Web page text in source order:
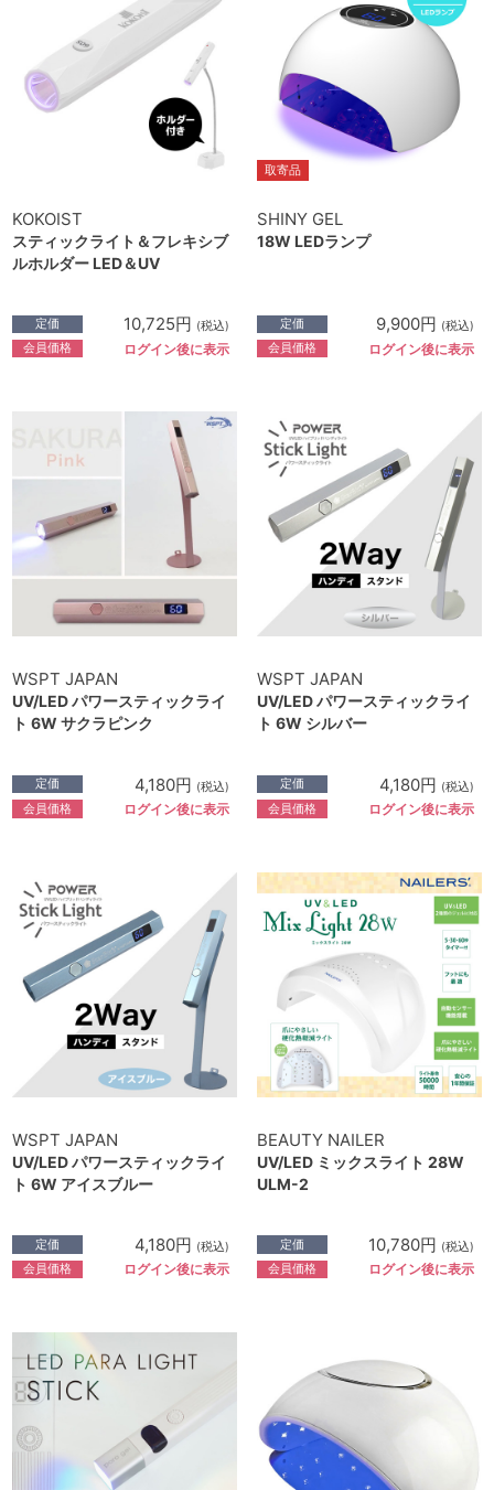
KOKOIST
スティックライト＆フレキシブ
ルホルダー LED＆UV
定価 10,725円 (税込)
会員価格 ログイン後に表示
取寄品
SHINY GEL
18W LEDランプ
定価 9,900円 (税込)
会員価格 ログイン後に表示
WSPT JAPAN
UV/LED パワースティックライ
ト 6W サクラピンク
定価 4,180円 (税込)
会員価格 ログイン後に表示
WSPT JAPAN
UV/LED パワースティックライ
ト 6W シルバー
定価 4,180円 (税込)
会員価格 ログイン後に表示
WSPT JAPAN
UV/LED パワースティックライ
ト 6W アイスブルー
定価 4,180円 (税込)
会員価格 ログイン後に表示
BEAUTY NAILER
UV/LED ミックスライト 28W
ULM-2
定価 10,780円 (税込)
会員価格 ログイン後に表示